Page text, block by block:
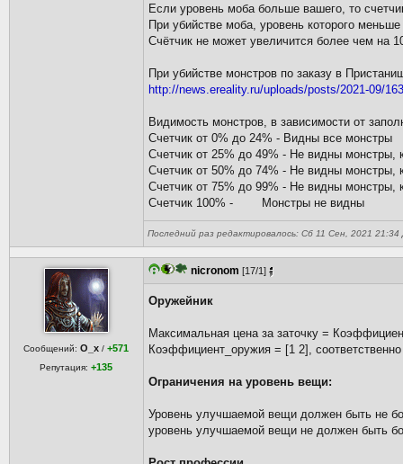
Если уровень моба больше вашего, то
При убийстве моба, уровень которого
Счётчик не может увеличится более чем на
При убийстве монстров по заказу в
http://news.ereality.ru/uploads/posts/2021-09/
Видимость монстров, в зависимости от
Счетчик от 0% до 24% - Видны все монстры
Счетчик от 25% до 49% - Не видны монстры,
Счетчик от 50% до 74% - Не видны монстры,
Счетчик от 75% до 99% - Не видны монстры,
Счетчик 100% - Монстры не видны
Последний раз редактировалось: Сб 11 Сен, 2021 21:34
Сообщений:O_x /+571
Репутация:+135
nicronom [17/1]
Оружейник
Максимальная цена за заточку =
Коэффициент_оружия = [1 2],
Ограничения на уровень вещи:
Уровень улучшаемой вещи должен быть не
уровень улучшаемой вещи не должен быть